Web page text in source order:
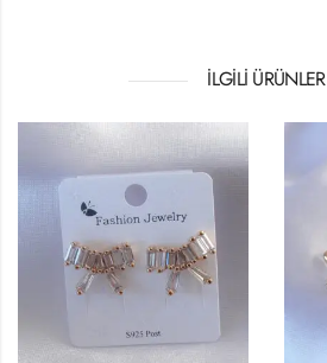
İLGILI ÜRÜNLER